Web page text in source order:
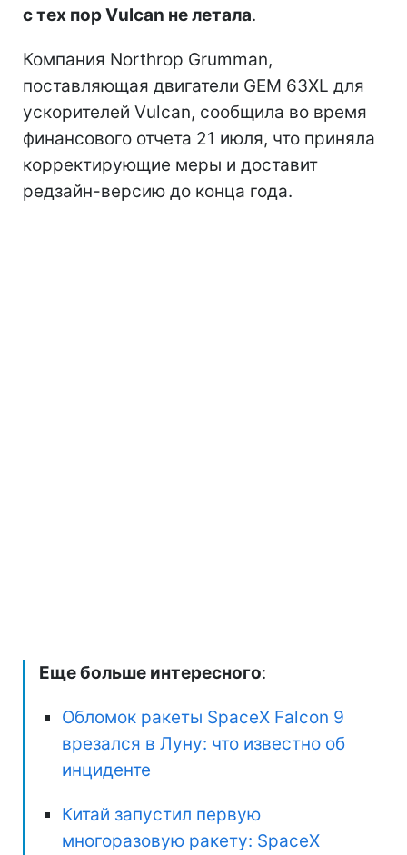
с тех пор Vulcan не летала.
Компания Northrop Grumman,
поставляющая двигатели GEM 63XL для
ускорителей Vulcan, сообщила во время
финансового отчета 21 июля, что приняла
корректирующие меры и доставит
редзайн-версию до конца года.
Еще больше интересного:
Обломок ракеты SpaceX Falcon 9
врезался в Луну: что известно об
инциденте
Китай запустил первую
многоразовую ракету: SpaceX